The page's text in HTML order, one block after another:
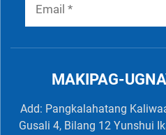
MAKIPAG-
Add: Pangkalahatang
Gusali 4, Bilang 12 Yunshui